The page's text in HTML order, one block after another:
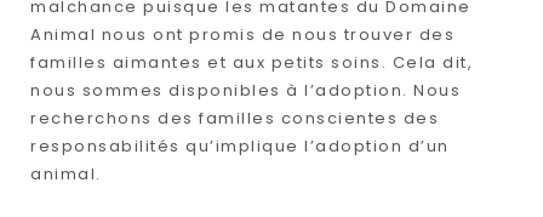
malchance puisque les matantes du Domaine
Animal nous ont promis de nous trouver des
familles aimantes et aux petits soins. Cela dit,
nous sommes disponibles à l’adoption. Nous
recherchons des familles conscientes des
responsabilités qu’implique l’adoption d’un
animal.